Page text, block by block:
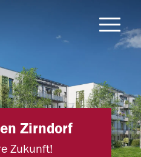
Zirndorf
Zukunft!